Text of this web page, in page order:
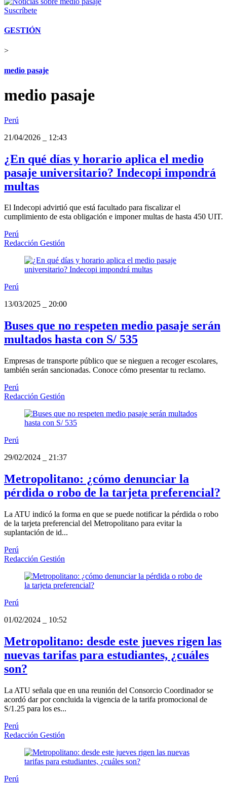
Suscríbete
GESTIÓN
>
medio pasaje
medio pasaje
Perú
21/04/2026
12:43
¿En qué días y horario aplica el medio
pasaje universitario? Indecopi impondrá
multas
El Indecopi advirtió que está facultado para fiscalizar el
cumplimiento de esta obligación e imponer multas de hasta 450 UIT.
Perú
Redacción Gestión
Perú
13/03/2025
20:00
Buses que no respeten medio pasaje serán
multados hasta con S/ 535
Empresas de transporte público que se nieguen a recoger escolares,
también serán sancionadas. Conoce cómo presentar tu reclamo.
Perú
Redacción Gestión
Perú
29/02/2024
21:37
Metropolitano: ¿cómo denunciar la
pérdida o robo de la tarjeta preferencial?
La ATU indicó la forma en que se puede notificar la pérdida o robo
de la tarjeta preferencial del Metropolitano para evitar la
suplantación de id...
Perú
Redacción Gestión
Perú
01/02/2024
10:52
Metropolitano: desde este jueves rigen las
nuevas tarifas para estudiantes, ¿cuáles
son?
La ATU señala que en una reunión del Consorcio Coordinador se
acordó dar por concluida la vigencia de la tarifa promocional de
S/1.25 para los es...
Perú
Redacción Gestión
Perú